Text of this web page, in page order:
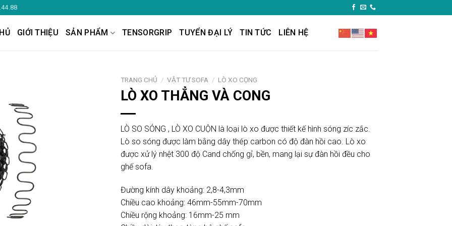
GIỚI THIỆU SẢN PHẨM TENSORGRIP TUYỂN ĐẠI LÝ TIN TỨC LIÊN HỆ
TRANG CHỦ / VẬT TƯ SOFA / LÒ XO CỌNG
LÒ XO THẲNG VÀ CONG
LÒ SO SÓNG , LÒ XO CUỘN là loại lò xo được thiết kế hình sóng zíc zắc.
Lò so sóng được làm bằng dây thép carbon có độ đàn hồi cao. Lò xo
được xử lý nhệt 300 độ Cand chống gỉ, bền, mang lại sự đàn hồi đều cho
ghế sofa.
Đường kính dây khoảng: 2,8-4,3mm
Chiều cao khoảng: 46mm-55mm-70mm
Chiều rộng khoảng: 16mm-25 mm